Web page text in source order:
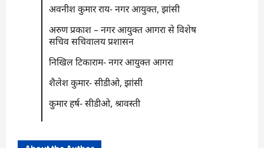
अवनीश कुमार राय- नगर आयुक्त, झांसी
अरुण प्रकाश – नगर आयुक्त आगरा से विशेष
सचिव सचिवालय प्रशासन
निखिल टिकाराम- नगर आयुक्त आगरा
शैलेश कुमार- सीडीओ, झांसी
कुमार हर्ष- सीडीओ, श्रावस्ती